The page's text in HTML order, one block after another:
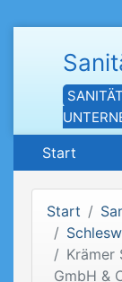
Start
Start
Krämer
GmbH &